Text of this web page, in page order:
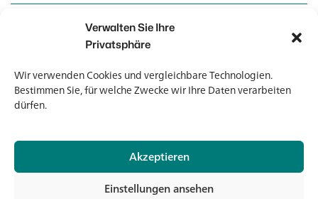
Verwalten Sie Ihre
Privatsphäre
Wir verwenden Cookies und vergleichbare Technologien.
Bestimmen Sie, für welche Zwecke wir Ihre Daten verarbeiten
dürfen.
Akzeptieren
Einstellungen ansehen
Kontakt
Kontakt
Newsletter
Newsletter
© 2026 Banholzer AG